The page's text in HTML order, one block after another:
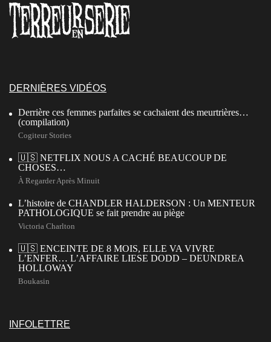
DERNIÈRES VIDÉOS
Derrière ces femmes parfaites se cachaient des meurtrières…
(compilation)
Cogiteur Stories
🇺🇸 NETFLIX NOUS A CACHÉ BEAUCOUP DE
CHOSES…
À Regarder Après Minuit
L’histoire de CHANDLER HALDERSON : Un MENTEUR
PATHOLOGIQUE se fait prendre au piège
Victoria Charlton
🇺🇸 ENCEINTE DE 8 MOIS, ELLE VA VIVRE
L’ENFER… L’AFFAIRE LIESE DODD – DEUNDREA
HOLLOWAY
Boukasin
INFOLETTRE